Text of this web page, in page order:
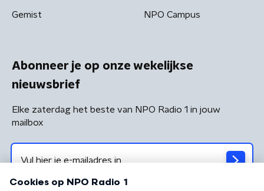
Gemist NPO Campus
Abonneer je op onze wekelijkse
nieuwsbrief
Elke zaterdag het beste van NPO Radio 1 in jouw
mailbox